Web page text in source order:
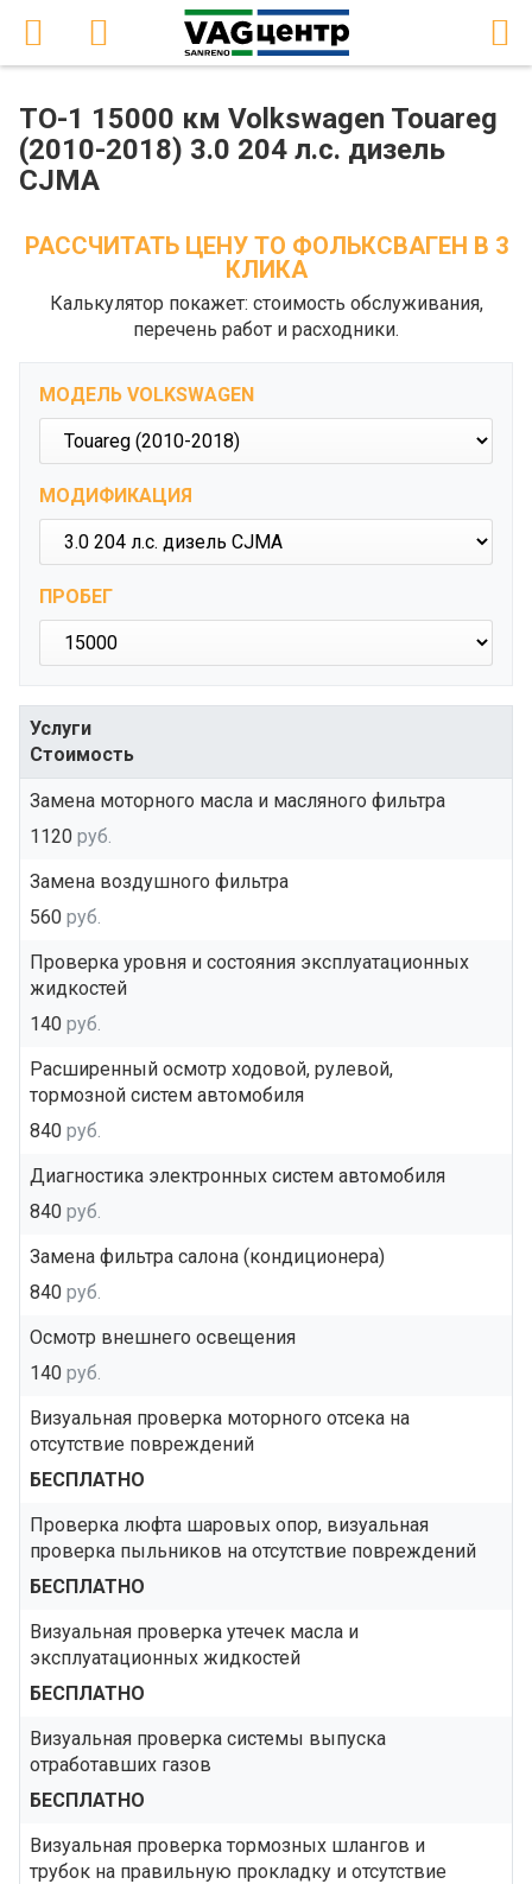
ТО-1 15000 км Volkswagen Touareg
(2010-2018) 3.0 204 л.с. дизель
CJMA
РАССЧИТАТЬ ЦЕНУ ТО ФОЛЬКСВАГЕН В 3
КЛИКА
Калькулятор покажет: стоимость обслуживания,
перечень работ и расходники.
МОДЕЛЬ VOLKSWAGEN
МОДИФИКАЦИЯ
ПРОБЕГ
Услуги
Стоимость
Замена моторного масла и масляного фильтра
1120 руб.
Замена воздушного фильтра
560 руб.
Проверка уровня и состояния эксплуатационных
жидкостей
140 руб.
Расширенный осмотр ходовой, рулевой,
тормозной систем автомобиля
840 руб.
Диагностика электронных систем автомобиля
840 руб.
Замена фильтра салона (кондиционера)
840 руб.
Осмотр внешнего освещения
140 руб.
Визуальная проверка моторного отсека на
отсутствие повреждений
БЕСПЛАТНО
Проверка люфта шаровых опор, визуальная
проверка пыльников на отсутствие повреждений
БЕСПЛАТНО
Визуальная проверка утечек масла и
эксплуатационных жидкостей
БЕСПЛАТНО
Визуальная проверка системы выпуска
отработавших газов
БЕСПЛАТНО
Визуальная проверка тормозных шлангов и
трубок на правильную прокладку и отсутствие